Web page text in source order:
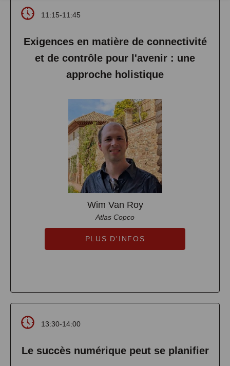
11:15-11:45
Exigences en matière de connectivité
et de contrôle pour l'avenir : une
approche holistique
Wim Van Roy
Atlas Copco
PLUS D'INFOS
13:30-14:00
Le succès numérique peut se planifier